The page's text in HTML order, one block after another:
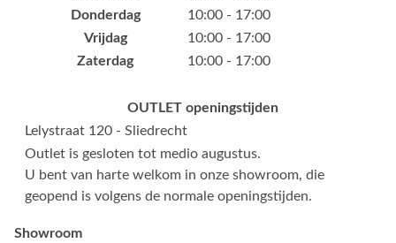
Donderdag
10:00 - 17:00
Vrijdag
10:00 - 17:00
Zaterdag
10:00 - 17:00
OUTLET openingstijden
Lelystraat 120 - Sliedrecht
Outlet is gesloten tot medio augustus.
U bent van harte welkom in onze showroom, die
geopend is volgens de normale openingstijden.
Showroom